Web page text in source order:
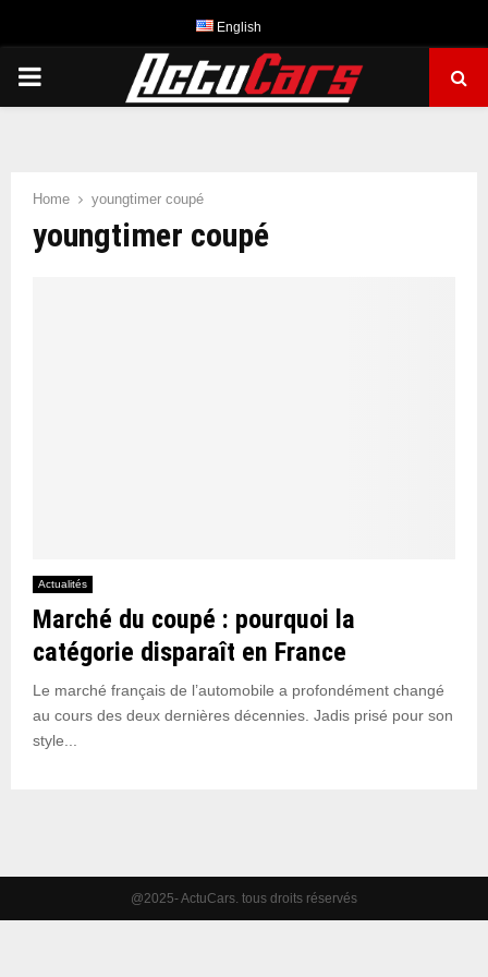
English
PRIMARY
Home youngtimer coupé
youngtimer coupé
Actualités
Marché du coupé : pourquoi la
catégorie disparaît en France
Le marché français de l’automobile a profondément changé
au cours des deux dernières décennies. Jadis prisé pour son
style...
@2025- ActuCars. tous droits réservés